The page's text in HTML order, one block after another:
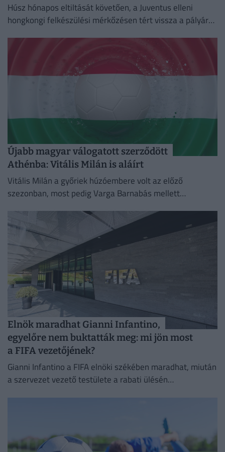
Húsz hónapos eltiltását követően, a Juventus elleni
hongkongi felkészülési mérkőzésen tért vissza a pályára
Újabb magyar válogatott szerződött
Athénba: Vitális Milán is aláírt
Vitális Milán a győriek húzóembere volt az előző
szezonban, most pedig Varga Barnabás mellett
Elnök maradhat Gianni Infantino,
egyelőre nem buktatták meg: mi jön most
a FIFA vezetőjének?
Gianni Infantino a FIFA elnöki székében maradhat, miután
a szervezet vezető testülete a rabati ülésén